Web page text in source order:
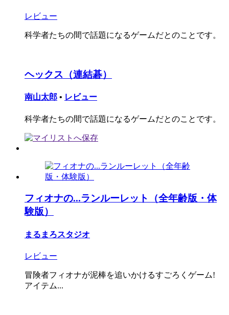
レビュー
科学者たちの間で話題になるゲームだとのことです。
ヘックス（連結碁）
南山太郎 • レビュー
科学者たちの間で話題になるゲームだとのことです。
フィオナの...ランルーレット（全年齢版・体
験版）
まるまろスタジオ
レビュー
冒険者フィオナが泥棒を追いかけるすごろくゲーム!
アイテム...